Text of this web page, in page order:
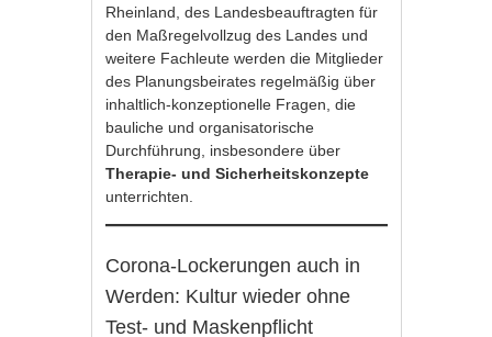
Rheinland, des Landesbeauftragten für
den Maßregelvollzug des Landes und
weitere Fachleute werden die Mitglieder
des Planungsbeirates regelmäßig über
inhaltlich-konzeptionelle Fragen, die
bauliche und organisatorische
Durchführung, insbesondere über
Therapie- und Sicherheitskonzepte
unterrichten.
Corona-Lockerungen auch in
Werden: Kultur wieder ohne
Test- und Maskenpflicht